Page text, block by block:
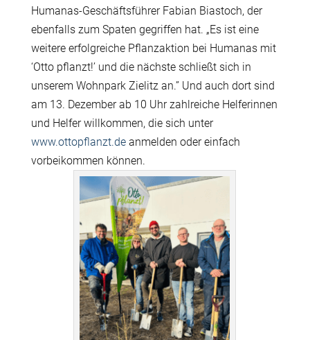
Humanas-Geschäftsführer Fabian Biastoch, der
ebenfalls zum Spaten gegriffen hat. „Es ist eine
weitere erfolgreichePflanzaktion bei Humanasmit
‘Otto pflanzt!’und die nächste schließt sich in
unserem Wohnpark Zielitz an.” Und auch dort sind
am 13. Dezember ab 10 Uhrzahlreiche Helferinnen
und Helfer willkommen, diesich unter
www.ottopflanzt.deanmelden oder einfach
vorbeikommen können.